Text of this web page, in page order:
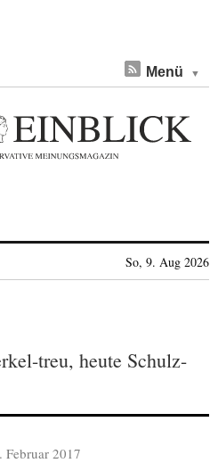
Menü
So, 9. Aug 2026
treu, heute Schulz-
Februar 2017